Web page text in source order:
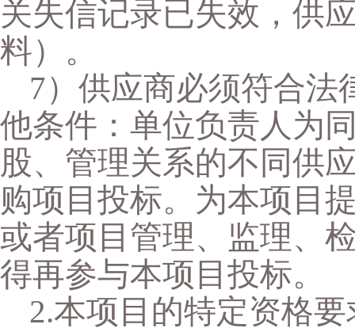
关失信记录已失效，供
料）。
7）供应商必须符合法
他条件：单位负责人为
股、管理关系的不同供
购项目投标。为本项目
或者项目管理、监理、
得再参与本项目投标。
2.本项目的特定资格要